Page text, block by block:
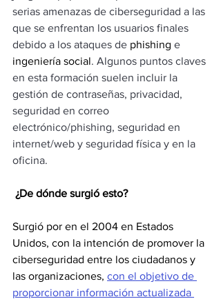
serias amenazas de ciberseguridad a las
que se enfrentan los usuarios finales
debido a los ataques de phishing e
ingeniería social. Algunos puntos claves
en esta formación suelen incluir la
gestión de contraseñas, privacidad,
seguridad en correo
electrónico/phishing, seguridad en
internet/web y seguridad física y en la
oficina.
¿De dónde surgió esto?
Surgió por en el 2004 en Estados
Unidos, con la intención de promover la
ciberseguridad entre los ciudadanos y
las organizaciones, con el objetivo de
proporcionar información actualizada